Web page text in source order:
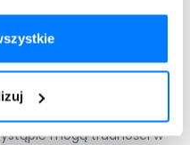
się z możliwością
Niemniej jednak należy
u każdego pacjenta. W
mogą trudności w